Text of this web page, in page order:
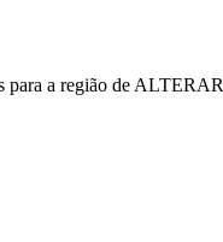
para a região de ALTERAR